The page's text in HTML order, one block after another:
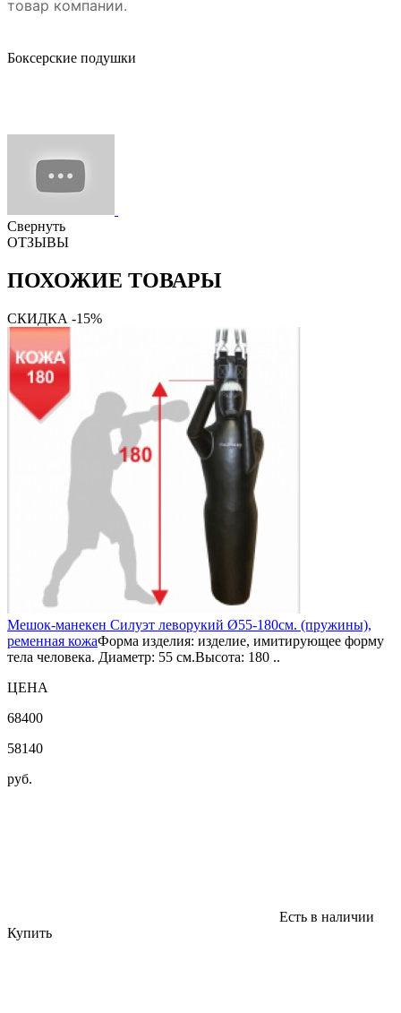
товар компании.
Боксерские подушки
Свернуть
ОТЗЫВЫ
ПОХОЖИЕ ТОВАРЫ
СКИДКА -15%
Мешок-манекен Силуэт леворукий Ø55-180см. (пружины),
ременная кожаФорма изделия: изделие, имитирующее форму
тела человека. Диаметр: 55 см.Высота: 180 ..
ЦЕНА
68400
58140
руб.
Есть в наличии
Купить